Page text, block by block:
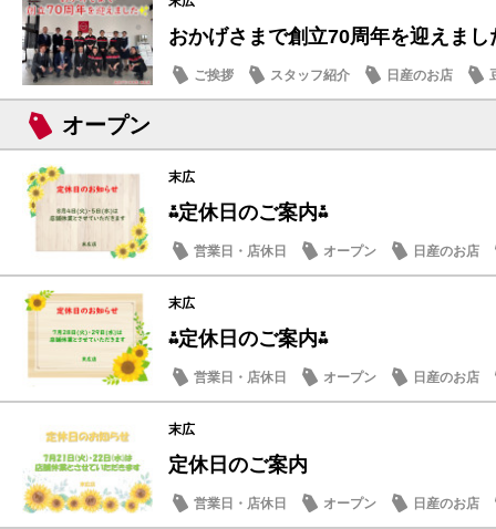
おかげさまで創立70周年を迎えまし
ご挨拶 スタッフ紹介 日産のお店
オープン
末広
⁂定休日のご案内⁂
営業日・店休日 オープン 日産のお店
末広
⁂定休日のご案内⁂
営業日・店休日 オープン 日産のお店
末広
定休日のご案内
営業日・店休日 オープン 日産のお店